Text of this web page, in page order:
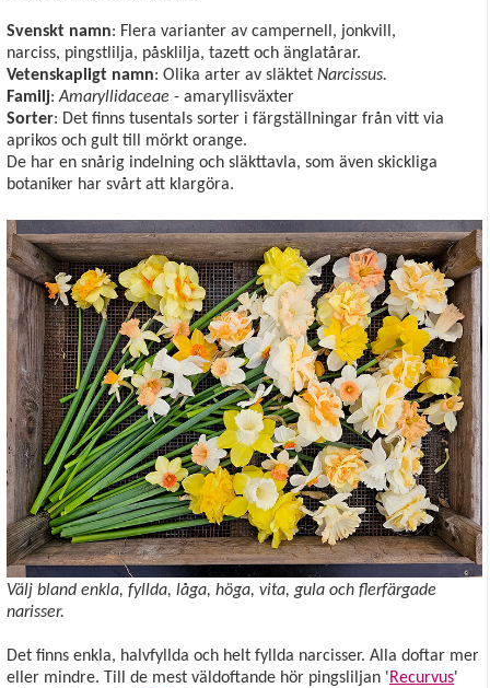
Svenskt namn: Flera varianter av campernell, jonkvill,
narciss, pingstlilja, påsklilja, tazett och änglatårar.
Vetenskapligt namn: Olika arter av släktet Narcissus.
Familj:Amaryllidaceae - amaryllisväxter
Sorter: Det finns tusentals sorter i färgställningar från vitt via
aprikos och gult till mörkt orange.
De har en snårig indelning och släkttavla, som även skickliga
botaniker har svårt att klargöra.
Välj bland enkla, fyllda, låga, höga, vita, gula och flerfärgade
narisser.
Det finns enkla, halvfyllda och helt fyllda narcisser. Alla doftar mer
eller mindre. Till de mest väldoftande hör pingsliljan 'Recurvus'